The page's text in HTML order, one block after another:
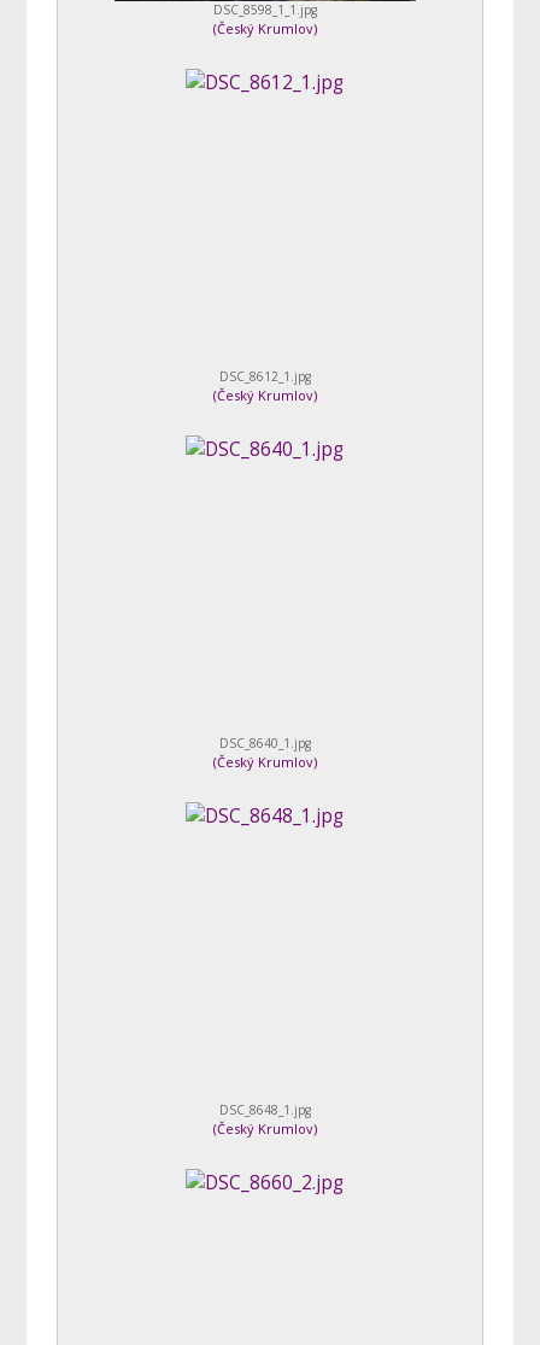
DSC_8598_1_1.jpg
(Český Krumlov)
DSC_8612_1.jpg
(Český Krumlov)
DSC_8640_1.jpg
(Český Krumlov)
DSC_8648_1.jpg
(Český Krumlov)